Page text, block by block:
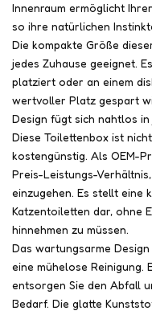
Innenraum ermöglicht
so ihre natürlichen
Die kompakte Größe
jedes Zuhause geeignet.
platziert oder an einem
wertvoller Platz gespart
Design fügt sich nahtlos
Diese Toilettenbox ist
kostengünstig. Als OEM-
Preis-Leistungs-
einzugehen. Es stellt eine
Katzentoiletten dar, ohne
hinnehmen zu müssen.
Das wartungsarme
eine mühelose Reinigung.
entsorgen Sie den Abfall
Bedarf. Die glatte